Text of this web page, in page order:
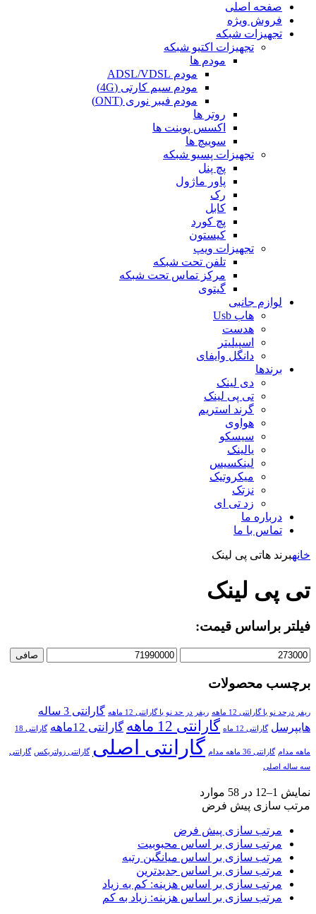
صفحه اصلی
فروش ویژه
تجهیزات شبکه
تجهیزات اکتیو شبکه
مودم ها
مودم ADSL/VDSL
مودم سیم کارتی (4G)
مودم فیبر نوری (ONT)
روتر ها
اکسس پوینت ها
سوییچ ها
تجهیزات پسیو شبکه
پچ پنل
پاور ماژول
رک
کابل
پچ کورد
کیستون
تجهیزات ویپ
تلفن تحت شبکه
مرکز تماس تحت شبکه
گیتوی
لوازم جانبی
هاب Usb
هدست
اسپیلیتر
دانگل وایفای
برندها
دی لینک
تی پی لینک
گرند استریم
هواوی
سیسکو
یالینک
لینکسیس
میکروتیک
نزتک
زد تی ای
درباره ما
تماس با ما
خانهبرند هاتی پی لینک
تی پی لینک
فیلتر براساس قیمت:
صافی
برچسب محصولات
ریفر درحد نو با گارانتی 12 ماهه ریفر در حد نو با گارانتی 12 ماهه
گارانتی 3 ساله
هایپرسل گارانتی 12 ماه گارانتی 12 ماهه گارانتی 12ماهه گارانتی 18
ماهه مدام گارانتی 36 ماهه مدام گارانتی اصلی گارانتی زولتریکس گارانتی
سه ساله اصلی
نمایش 1–12 در 58 موارد
مرتب سازی پیش فرض
مرتب سازی پیش فرض
مرتب سازی بر اساس محبوبیت
مرتب سازی بر اساس میانگین رتبه
مرتب سازی بر اساس جدیدترین
مرتب سازی بر اساس هزینه: کم به زیاد
مرتب سازی بر اساس هزینه: زیاد به کم